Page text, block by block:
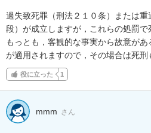
過失致死罪（刑法２１０条）または
段）が成立しますが，これらの処罰で
もっとも，客観的な事実から故意が
が適用されますので，その場合は死刑
役に立った 1
mmm さん